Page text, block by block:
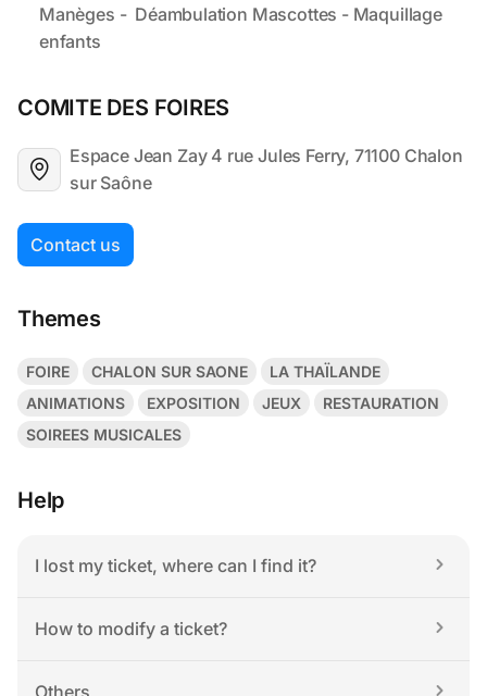
COMITE DES FOIRES
Espace Jean Zay 4 rue Jules Ferry, 71100 Chalon
sur Saône
Contact us
Themes
FOIRE CHALON SUR SAONE
LA THAÏLANDE
ANIMATIONS
EXPOSITION JEUX
RESTAURATION
SOIREES MUSICALES
Help
I lost my ticket, where can I find it?
How to modify a ticket?
Others